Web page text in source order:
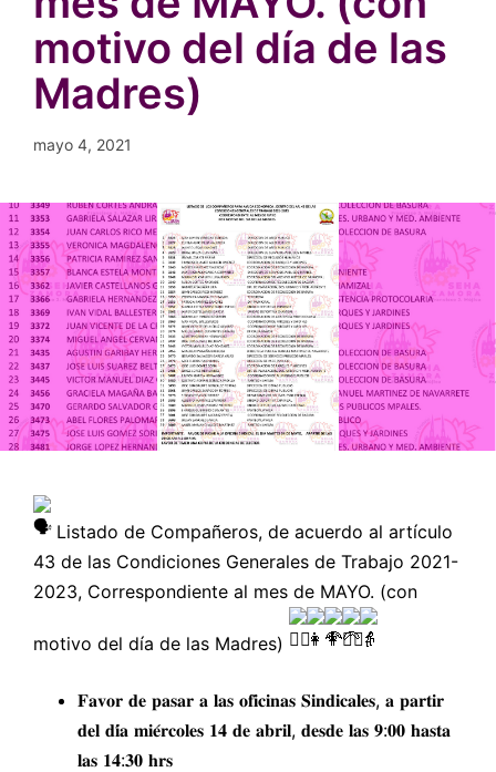
motivo del día de las
Madres)
mayo 4, 2021
Listado de Compañeros, de acuerdo al artículo
43 de las Condiciones Generales de Trabajo 2021-
2023, Correspondiente al mes de MAYO. (con
motivo del día de las Madres)
𝐅𝐚𝐯𝐨𝐫 𝐝𝐞 𝐩𝐚𝐬𝐚𝐫 𝐚 𝐥𝐚𝐬 𝐨𝐟𝐢𝐜𝐢𝐧𝐚𝐬 𝐒𝐢𝐧𝐝𝐢𝐜𝐚𝐥𝐞𝐬, 𝐚 𝐩𝐚𝐫𝐭𝐢𝐫
𝐝𝐞𝐥 𝐝𝐢́𝐚 𝐦𝐢𝐞́𝐫𝐜𝐨𝐥𝐞𝐬 𝟏𝟒 𝐝𝐞 𝐚𝐛𝐫𝐢𝐥, 𝐝𝐞𝐬𝐝𝐞 𝐥𝐚𝐬 𝟗:𝟎𝟎 𝐡𝐚𝐬𝐭𝐚
𝐥𝐚𝐬 𝟏𝟒:𝟑𝟎 𝐡𝐫𝐬